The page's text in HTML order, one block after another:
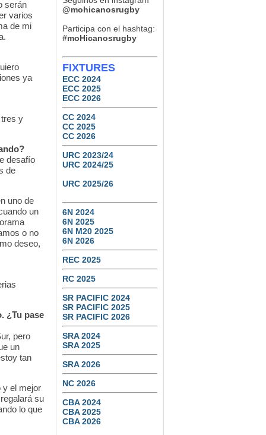
serán
varios
de mi
ya
y
desafío
de
uno de
un
o no
deseo,
¿Tu pase
pero
un
tan
y el mejor
su
lo que
Tucumán Lawn Tennis vs.
Natación y Gimnasia
6 0
@mohicanosrugby
Participa con el hashtag:
#moHicanosrugby
FIXTURES
ECC 2024
ECC 2025
ECC 2026
CC 2024
CC 2025
CC 2026
URC 2023/24
URC 2024/25
URC 2025/26
6N 2024
6N 2025
6N M20 2025
6N 2026
REC 2025
RC 2025
SR PACIFIC 2024
SR PACIFIC 2025
SR PACIFIC 2026
SRA 2024
SRA 2025
SRA 2026
NC 2026
CBA 2024
CBA 2025
CBA 2026